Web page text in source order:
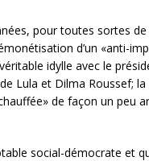
pour toutes sortes
d’un «anti-
idylle avec le
Lula et Dilma Roussef;
de façon un peu
social-démocrate et